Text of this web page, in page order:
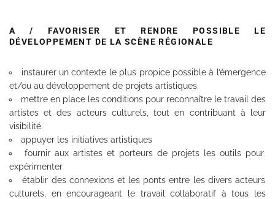
A / FAVORISER ET RENDRE POSSIBLE LE
DÉVELOPPEMENT DE LA SCÈNE RÉGIONALE
instaurer un contexte le plus propice possible à l’émergence
et/ou au développement de projets artistiques.
mettre en place les conditions pour reconnaître le travail des
artistes et des acteurs culturels, tout en contribuant à leur
visibilité.
appuyer les initiatives artistiques
fournir aux artistes et porteurs de projets les outils pour
expérimenter
établir des connexions et les ponts entre les divers acteurs
culturels, en encourageant le travail collaboratif à tous les